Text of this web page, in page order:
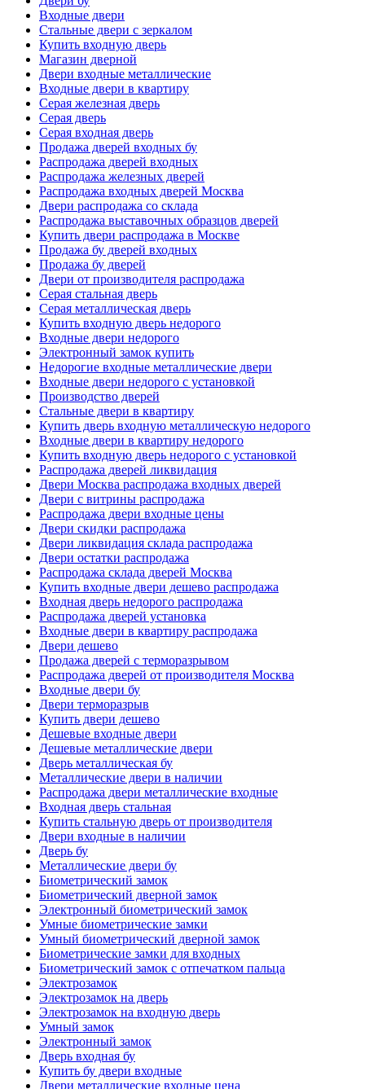
Входные двери
Стальные двери с зеркалом
Купить входную дверь
Магазин дверной
Двери входные металлические
Входные двери в квартиру
Серая железная дверь
Серая дверь
Серая входная дверь
Продажа дверей входных бу
Распродажа дверей входных
Распродажа железных дверей
Распродажа входных дверей Москва
Двери распродажа со склада
Распродажа выставочных образцов дверей
Купить двери распродажа в Москве
Продажа бу дверей входных
Продажа бу дверей
Двери от производителя распродажа
Серая стальная дверь
Серая металлическая дверь
Купить входную дверь недорого
Входные двери недорого
Электронный замок купить
Недорогие входные металлические двери
Входные двери недорого с установкой
Производство дверей
Стальные двери в квартиру
Купить дверь входную металлическую недорого
Входные двери в квартиру недорого
Купить входную дверь недорого с установкой
Распродажа дверей ликвидация
Двери Москва распродажа входных дверей
Двери с витрины распродажа
Распродажа двери входные цены
Двери скидки распродажа
Двери ликвидация склада распродажа
Двери остатки распродажа
Распродажа склада дверей Москва
Купить входные двери дешево распродажа
Входная дверь недорого распродажа
Распродажа дверей установка
Входные двери в квартиру распродажа
Двери дешево
Продажа дверей с терморазрывом
Распродажа дверей от производителя Москва
Входные двери бу
Двери терморазрыв
Купить двери дешево
Дешевые входные двери
Дешевые металлические двери
Дверь металлическая бу
Металлические двери в наличии
Распродажа двери металлические входные
Входная дверь стальная
Купить стальную дверь от производителя
Двери входные в наличии
Дверь бу
Металлические двери бу
Биометрический замок
Биометрический дверной замок
Электронный биометрический замок
Умные биометрические замки
Умный биометрический дверной замок
Биометрические замки для входных
Биометрический замок с отпечатком пальца
Электрозамок
Электрозамок на дверь
Электрозамок на входную дверь
Умный замок
Электронный замок
Дверь входная бу
Купить бу двери входные
Двери металлические входные цена